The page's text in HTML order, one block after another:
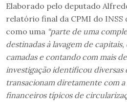
Elaborado pelo deputado
relatório final da CPMI do
como uma “parte de uma
destinadas à lavagem de
camadas e contando com mais
investigação identificou diversas
transacionam diretamente com a
financeiros típicos de